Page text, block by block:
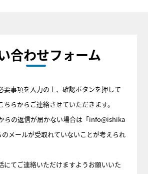
合わせフォーム
要事項を入力の上、確認ボタンを押して
ちらからご連絡させていただきます。
らの返信が届かない場合は「info@ishika
メールが受取れていないことが考えられ
にてご連絡いただけますようお願いいた